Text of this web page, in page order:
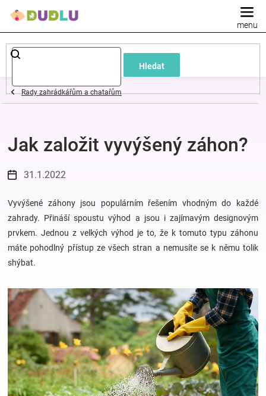
Hledat
Dětské
a
oblečení
Pokojíček
a
kojenecká
výbava
Hračky
a
zábava
pro
Rady zahrádkářům a chatařům
Jak založit vyvýšený záhon?
31.1.2022
Vyvýšené záhony jsou populárním řešením vhodným do každé
zahrady. Přináší spoustu výhod a jsou i zajímavým designovým
prvkem. Jednou z velkých výhod je to, že k tomuto typu záhonu
máte pohodlný přístup ze všech stran a nemusíte se k němu tolik
shýbat.